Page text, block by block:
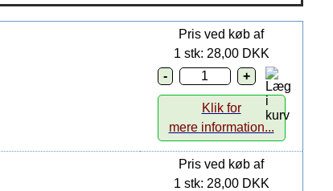
Pris ved køb af
1 stk: 28,00 DKK
Klik for
mere information...
Pris ved køb af
1 stk: 28,00 DKK